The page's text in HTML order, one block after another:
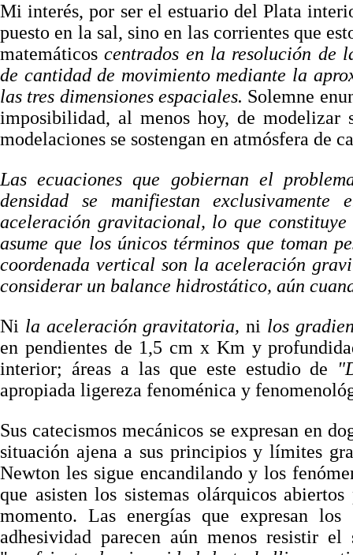
Mi interés, por ser el estuario del Plata
puesto en la sal, sino en las corrientes que
matemáticoscentrados en la resolución de
de cantidad de movimiento mediante la
las tres dimensiones espaciales. Solemne
imposibilidad, al menos hoy, de modelizar
modelaciones se sostengan en atmósfera de
Las ecuaciones que gobiernan el
densidad se manifiestan
aceleración gravitacional, lo que
asume que los únicos términos que toman
coordenada vertical son la aceleración
considerar un balance hidrostático, aún
Ni la aceleración gravitatoria,ni los
en pendientes de 1,5 cm x Km y
interior; áreas a las que este estudio de
apropiada ligereza fenoménica y
Sus catecismos mecánicos se expresan en
situación ajena a sus principios y límites
Newton les sigue encandilando y los
que asisten los sistemas olárquicos
momento. Las energías que expresan
adhesividad parecen aún menos resistir